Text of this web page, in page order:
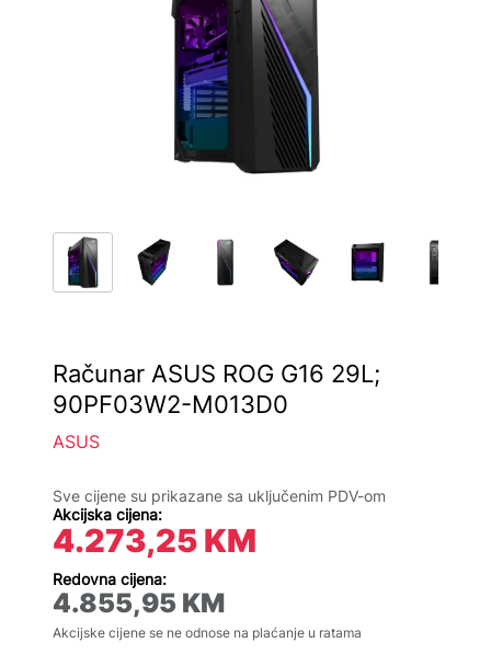
Računar ASUS ROG G16 29L;
90PF03W2-M013D0
ASUS
Sve cijene su prikazane sa uključenim PDV-om
Akcijska cijena:
4.273,25 KM
Redovna cijena:
4.855,95 KM
Akcijske cijene se ne odnose na plaćanje u ratama